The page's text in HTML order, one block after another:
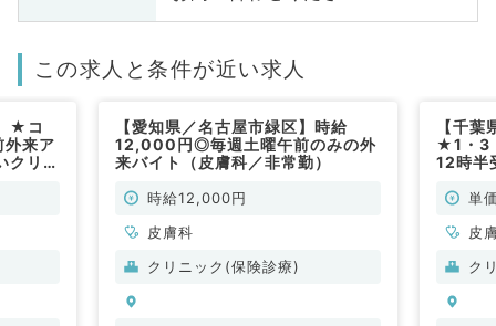
この求人と条件が近い求人
★コ
来ア
クリニ
【愛知県／名古屋市緑区】時給
12,000円◎毎週土曜午前のみの外
来バイト（皮膚科／非常勤）
時給12,000円
皮膚科
クリニック(保険診療)
【千
★1・3
12時半
お仕単
皮
ク